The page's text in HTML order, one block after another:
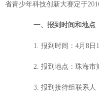
省青少年科技创新大赛定于
一、报到时间和地点
1. 报到时间：4月8日
2. 报到地点：珠海市第
3. 报到接待组联系人